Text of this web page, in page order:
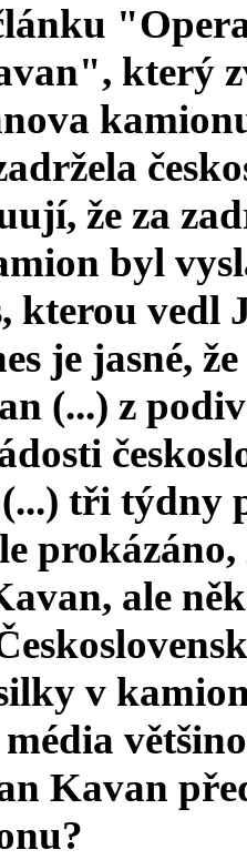
který
že za
byl
kterou vedl
je jasné,
(...) z
tři týdny
ale
v
média
Kavan